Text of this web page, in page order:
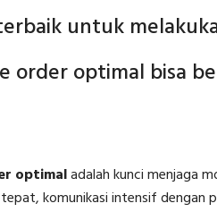
untuk
order optimal bisa
optimaladalah kunci menjaga
komunikasi intensif dengan